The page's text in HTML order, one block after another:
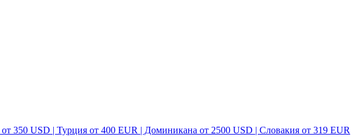
350 USD | Турция от 400 EUR | Доминикана от 2500 USD | Словакия от 319 EUR